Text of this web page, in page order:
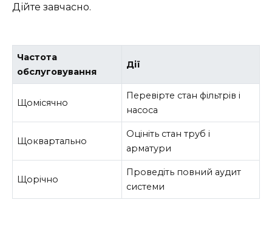
Дійте завчасно.
Частота
обслуговування
Дії
Щомісячно
Перевірте стан фільтрів і
насоса
Щоквартально
Оцініть стан труб і
арматури
Щорічно
Проведіть повний аудит
системи